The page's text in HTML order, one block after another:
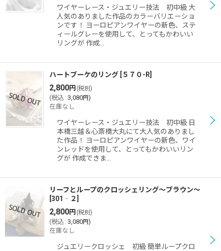
ワイヤーレース・ジュエリー技法 初中級 大
人気のありました作品のカラーバリエーショ
ンです！ ヨーロピアンワイヤーの新色、ステ
ィールグレーを使用して、とってもかわいい
リングが 作成…
ハートブーケのリング ５７０-R
2,800円 (税別)
(税込 : 3,080円)
在庫なし
ワイヤーレース・ジュエリー技法 初中級 日
本橋三越＆心斎橋大丸にて大人気のありまし
た作品！ ヨーロピアンワイヤーの新色、ワイ
ンレッドを使用して、とってもかわいいリン
グが 作成できま…
リーフとループのクロッシェリング〜ブラウン〜
301‐２
2,800円 (税別)
(税込 : 3,080円)
在庫なし
ジュエリークロッシェ 初級 簡単ループクロ